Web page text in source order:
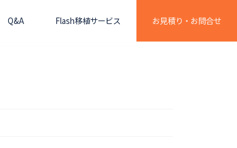
Q&A Flash移植サービス お見積り・お問合せ